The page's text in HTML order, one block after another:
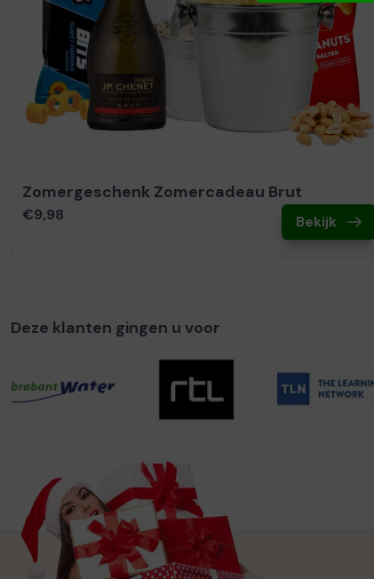
Zomergeschenk Zomercadeau Brut
€9,98 Bekijk
Deze klanten gingen u voor